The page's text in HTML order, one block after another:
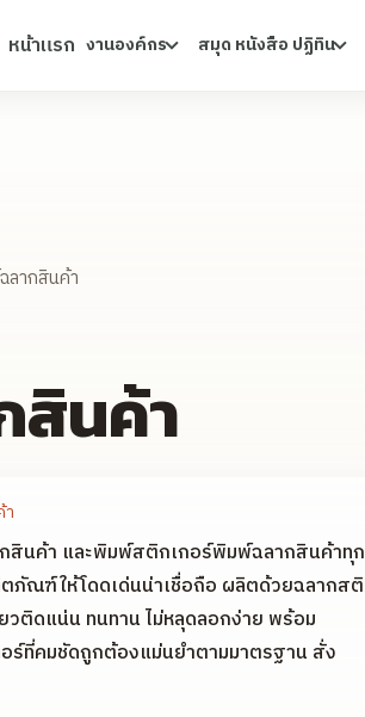
หน้าแรก งานองค์กร สมุด หนังสือ ปฏิทิน
ลากสินค้า
นค้า
สินค้า และพิมพ์สติกเกอร์พิมพ์ฉลากสินค้าทุก
ภัณฑ์ให้โดดเด่นน่าเชื่อถือ ผลิตด้วยฉลากสติ
วติดแน่น ทนทาน ไม่หลุดลอกง่าย พร้อม
ร์ที่คมชัดถูกต้องแม่นยำตามมาตรฐาน สั่ง